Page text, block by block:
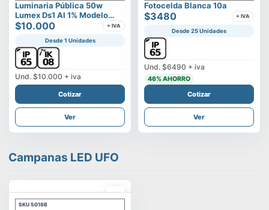
Luminaria Pública 50w
Lumex Ds1 Al 1% Modelo
Vega
$10.000 + IVA
Desde 1 Unidades
Und. $10.000 + iva
Cotizar
Ver
Fotocelda Blanca 10a
$3480 + IVA
Desde 25 Unidades
Und. $6490 + iva
46% AHORRO
Cotizar
Ver
Campanas LED UFO
SKU 5018B